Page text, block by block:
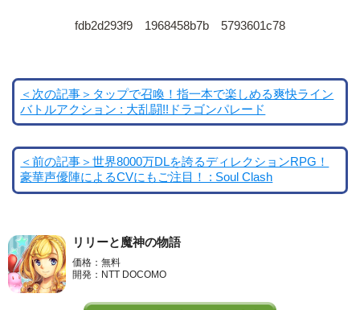
fdb2d293f9 1968458b7b 5793601c78
＜次の記事＞タップで召喚！指一本で楽しめる爽快ライン
バトルアクション : 大乱闘!!ドラゴンパレード
＜前の記事＞世界8000万DLを誇るディレクションRPG！
豪華声優陣によるCVにもご注目！ : Soul Clash
リリーと魔神の物語
価格：無料
開発：NTT DOCOMO